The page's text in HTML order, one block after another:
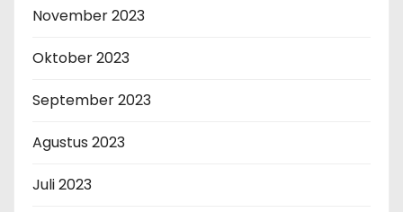
November 2023
Oktober 2023
September 2023
Agustus 2023
Juli 2023